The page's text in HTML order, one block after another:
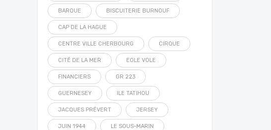
BARQUE BISCUITERIE BURNOUF
CAP DE LA HAGUE
CENTRE VILLE CHERBOURG CIRQUE
CITÉ DE LA MER EOLE VOLE
FINANCIERS GR 223
GUERNESEY ILE TATIHOU
JACQUES PRÉVERT JERSEY
JUIN 1944 LE SOUS-MARIN